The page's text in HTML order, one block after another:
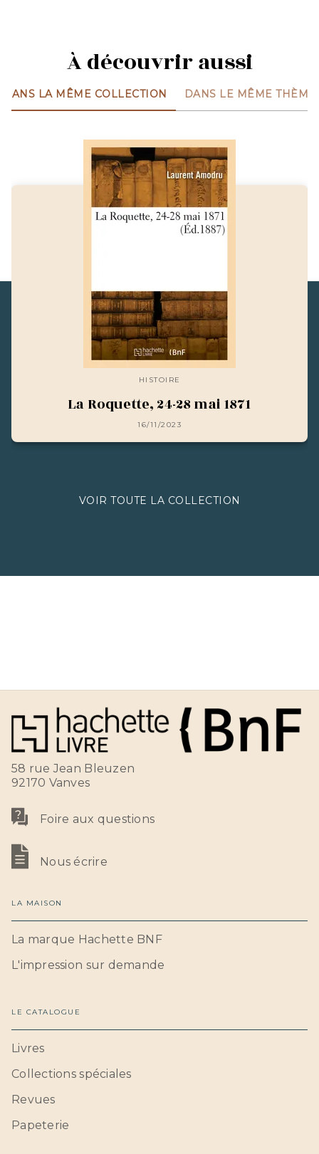
À découvrir aussi
DANS LA MÊME COLLECTION DANS LE MÊME THÈME
HISTOIRE
La Roquette, 24-28 mai 1871
16/11/2023
VOIR TOUTE LA COLLECTION
58 rue Jean Bleuzen
92170 Vanves
Foire aux questions
Nous écrire
LA MAISON
La marque Hachette BNF
L'impression sur demande
LE CATALOGUE
Livres
Collections spéciales
Revues
Papeterie